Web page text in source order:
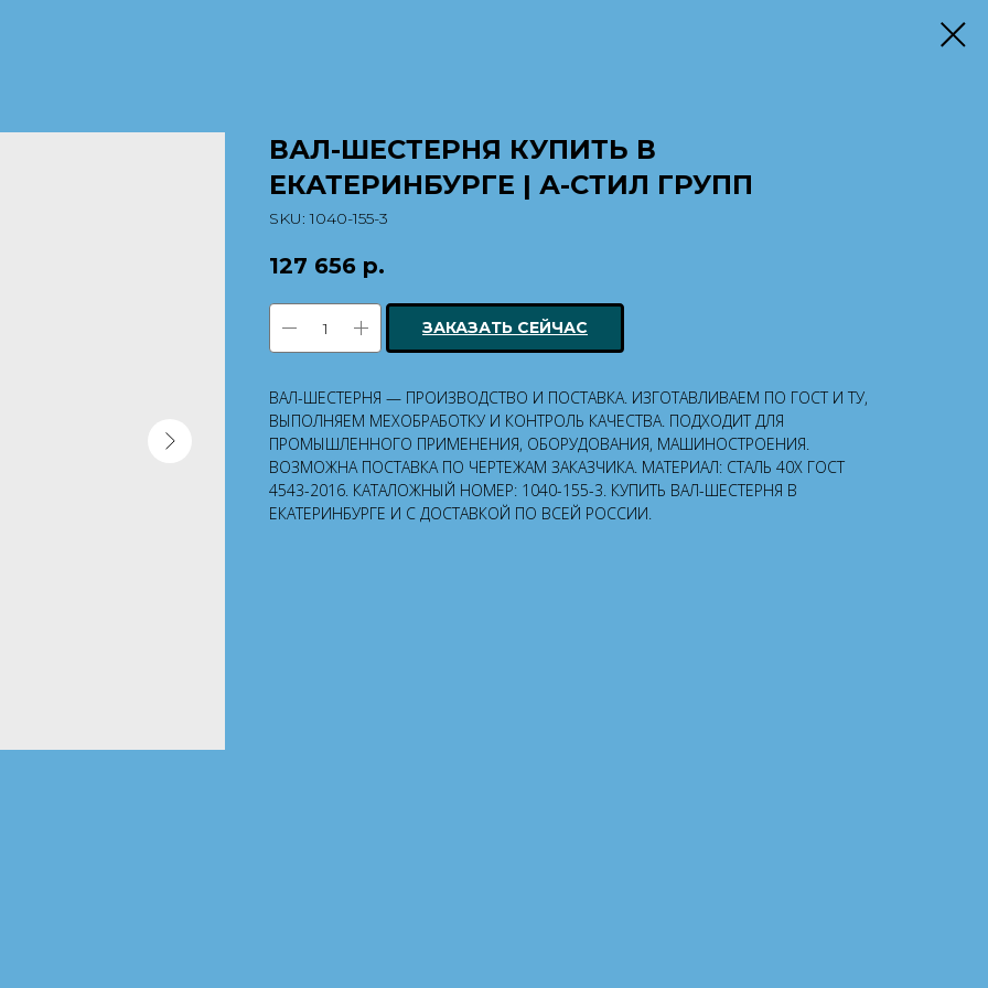
ВАЛ-ШЕСТЕРНЯ КУПИТЬ В
ЕКАТЕРИНБУРГЕ | А-СТИЛ ГРУПП
SKU:1040-155-3
127 656 р.
ЗАКАЗАТЬ СЕЙЧАС
ВАЛ-ШЕСТЕРНЯ — ПРОИЗВОДСТВО И ПОСТАВКА. ИЗГОТАВЛИВАЕМ ПО ГОСТ И ТУ,
ВЫПОЛНЯЕМ МЕХОБРАБОТКУ И КОНТРОЛЬ КАЧЕСТВА. ПОДХОДИТ ДЛЯ
ПРОМЫШЛЕННОГО ПРИМЕНЕНИЯ, ОБОРУДОВАНИЯ, МАШИНОСТРОЕНИЯ.
ВОЗМОЖНА ПОСТАВКА ПО ЧЕРТЕЖАМ ЗАКАЗЧИКА. МАТЕРИАЛ: СТАЛЬ 40Х ГОСТ
4543-2016. КАТАЛОЖНЫЙ НОМЕР: 1040-155-3. КУПИТЬ ВАЛ-ШЕСТЕРНЯ В
ЕКАТЕРИНБУРГЕ И С ДОСТАВКОЙ ПО ВСЕЙ РОССИИ.